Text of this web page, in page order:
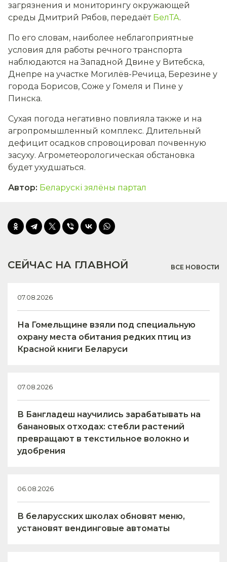
загрязнения и мониторингу окружающей
среды Дмитрий Рябов, передаётБелТА.
По его словам, наиболее неблагоприятные
условия для работы речного транспорта
наблюдаются на Западной Двине у Витебска,
Днепре на участке Могилёв-Речица, Березине у
города Борисов, Соже у Гомеля и Пине у
Пинска.
Сухая погода негативно повлияла также и на
агропромышленный комплекс. Длительный
дефицит осадков спровоцировал почвенную
засуху. Агрометеорологическая обстановка
будет ухудшаться.
Автор: Беларускі зялёны партал
СЕЙЧАС НА ГЛАВНОЙ ВСЕ НОВОСТИ
07.08.2026
На Гомельщине взяли под специальную
охрану места обитания редких птиц из
Красной книги Беларуси
07.08.2026
В Бангладеш научились зарабатывать на
банановых отходах: стебли растений
превращают в текстильное волокно и
удобрения
06.08.2026
В беларусских школах обновят меню,
установят вендинговые автоматы